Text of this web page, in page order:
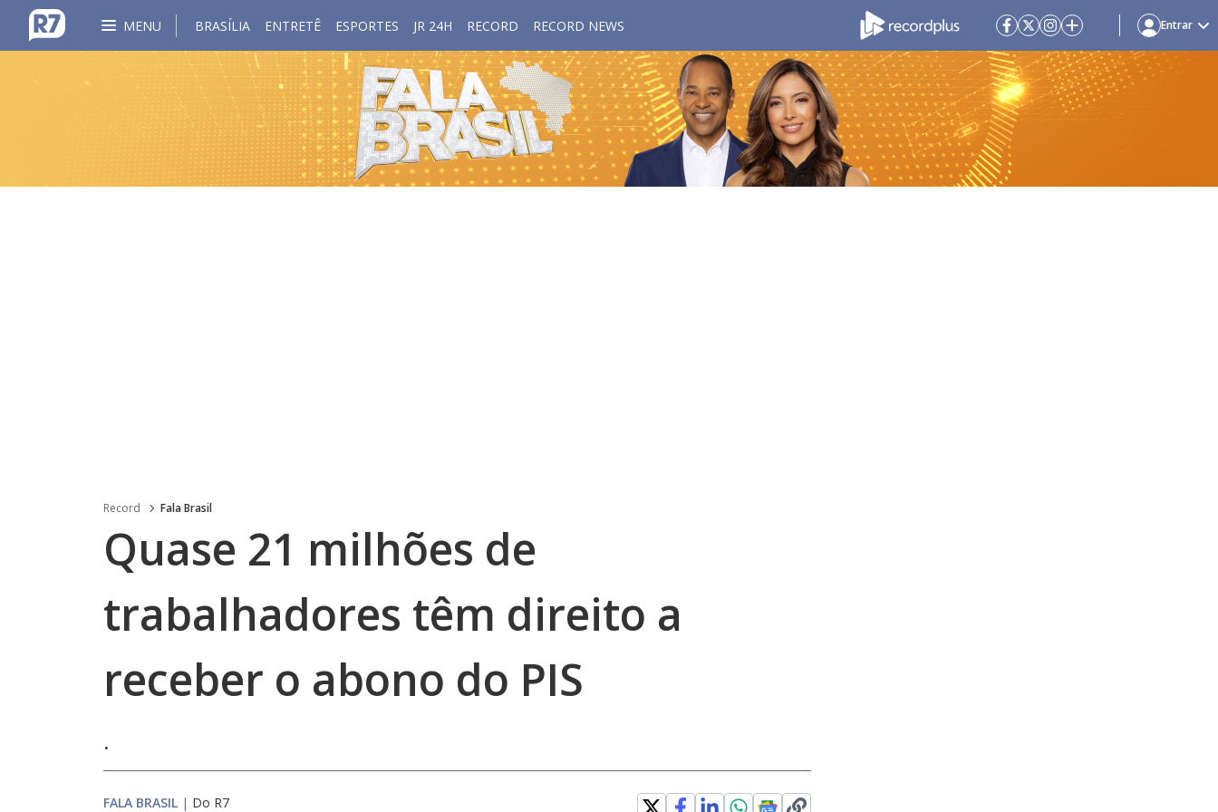
MENU BRASÍLIA ENTRETÊ ESPORTES JR 24H RECORD RECORD NEWS Entrar
Record Fala Brasil
Quase 21 milhões de
trabalhadores têm direito a
receber o abono do PIS
.
FALA BRASIL | Do R7